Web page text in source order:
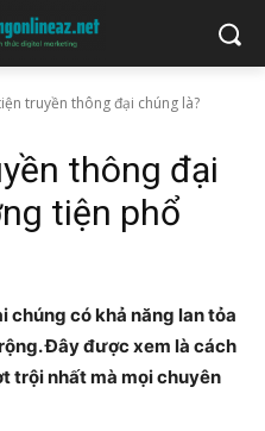
truyền thông đại chúng là?
thông đại
tiện phổ
chúng có khả năng lan tỏa
Đây được xem là cách
trội nhất mà mọi chuyên